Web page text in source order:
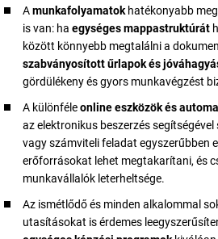
Amunkafolyamatok hatékonyabb
is van: ha egységes mappastruktúrát
között könnyebb megtalálni a
szabványosított űrlapok és
gördülékeny és gyors munkavégzést
A különféleonline eszközök és
az elektronikus beszerzés
vagy számviteli feladat egyszerűbben
erőforrásokat lehet megtakarítani, és
munkavállalók leterheltsége.
Az ismétlődő és minden alkalommal
utasításokat is érdemes